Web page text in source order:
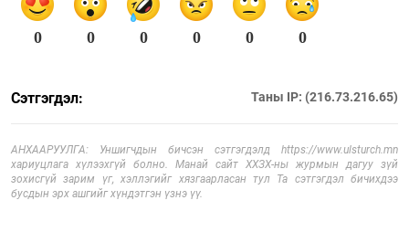
0 0 0 0 0 0
Сэтгэгдэл: Таны IP: (216.73.216.65)
АНХААРУУЛГА: Уншигчдын бичсэн сэтгэгдэлд https://www.ulsturch.mn
хариуцлага хүлээхгүй болно. Манай сайт ХХЗХ-ны журмын дагуу зүй
зохисгүй зарим үг, хэллэгийг хязгаарласан тул Та сэтгэгдэл бичихдээ
бусдын эрх ашгийг хүндэтгэн үзнэ үү.